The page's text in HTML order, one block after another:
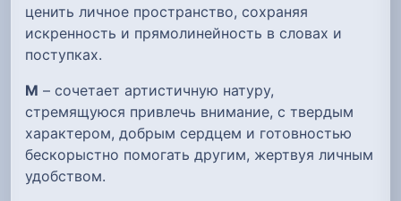
ценить личное пространство, сохраняя
искренность и прямолинейность в словах и
поступках.
М – сочетает артистичную натуру,
стремящуюся привлечь внимание, с твердым
характером, добрым сердцем и готовностью
бескорыстно помогать другим, жертвуя личным
удобством.